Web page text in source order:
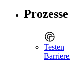
Prozesse
Testen